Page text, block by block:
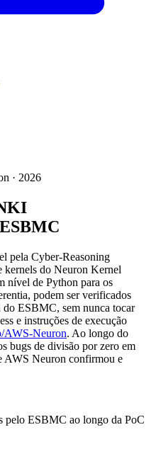
· 2026
pela Cyber-Reasoning
kernels do Neuron Kernel
nível de Python para os
podem ser verificados
do ESBMC, sem nunca tocar
e instruções de execução
AWS-Neuron. Ao longo do
bugs de divisão por zero em
AWS Neuron confirmou e
pelo ESBMC ao longo da PoC